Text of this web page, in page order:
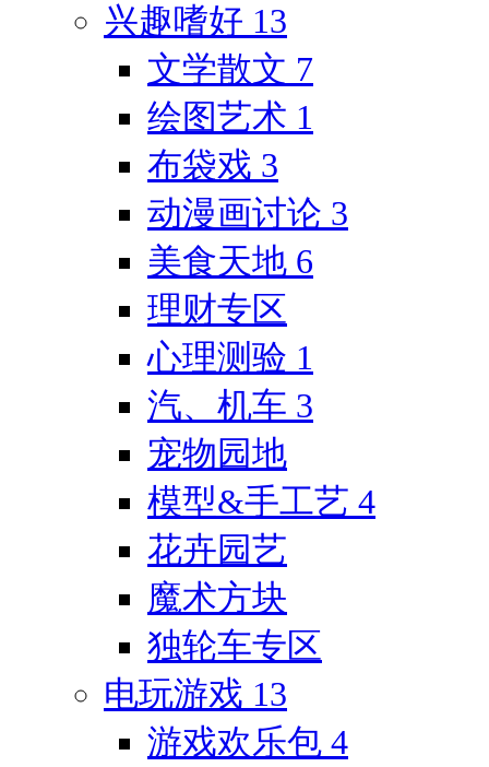
兴趣嗜好 13
文学散文 7
绘图艺术 1
布袋戏 3
动漫画讨论 3
美食天地 6
理财专区
心理测验 1
汽、机车 3
宠物园地
模型&手工艺 4
花卉园艺
魔术方块
独轮车专区
电玩游戏 13
游戏欢乐包 4